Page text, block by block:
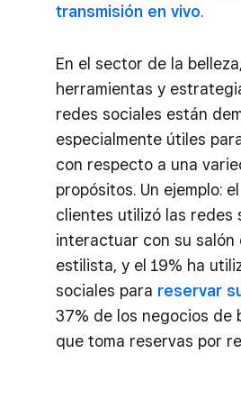
transmisión en vivo.
En el sector de la
herramientas y
redes sociales están
especialmente útiles
con respecto a una
propósitos. Un ejemplo:
clientes utilizó las redes
interactuar con su salón
estilista, y el 19% ha
sociales para reservar
37% de los negocios de
que toma reservas por